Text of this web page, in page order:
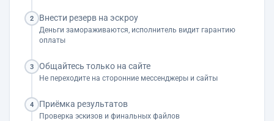
2 Внести резерв на эскроу
Деньги замораживаются, исполнитель видит гарантию
оплаты
3 Общайтесь только на сайте
Не переходите на сторонние мессенджеры и сайты
4 Приёмка результатов
Проверка эскизов и финальных файлов